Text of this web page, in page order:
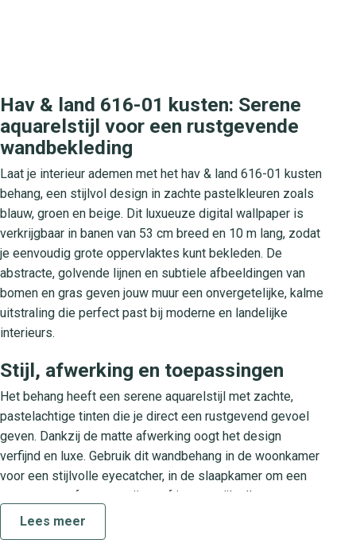
Hav & land 616-01 kusten: Serene
aquarelstijl voor een rustgevende
wandbekleding
Laat je interieur ademen met het hav & land 616-01 kusten
behang, een stijlvol design in zachte pastelkleuren zoals
blauw, groen en beige. Dit luxueuze digital wallpaper is
verkrijgbaar in banen van 53 cm breed en 10 m lang, zodat
je eenvoudig grote oppervlaktes kunt bekleden. De
abstracte, golvende lijnen en subtiele afbeeldingen van
bomen en gras geven jouw muur een onvergetelijke, kalme
uitstraling die perfect past bij moderne en landelijke
interieurs.
Stijl, afwerking en toepassingen
Het behang heeft een serene aquarelstijl met zachte,
pastelachtige tinten die je direct een rustgevend gevoel
geven. Dankzij de matte afwerking oogt het design
verfijnd en luxe. Gebruik dit wandbehang in de woonkamer
voor een stijlvolle eyecatcher, in de slaapkamer om een
ontspannen sfeer te creëren of in een stijlvolle
kantoorruimte voor een inspirerende, natuurlijke backdrop.
Lees meer